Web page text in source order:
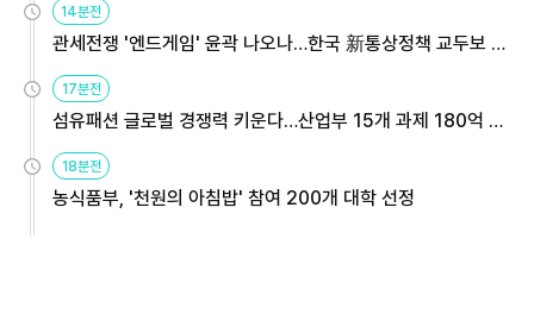
14분전
관세전쟁 '엔드게임' 윤곽 나오나…한국 新통상정책 교두보 활
17분전
섬유패션 글로벌 경쟁력 키운다…산업부 15개 과제 180억 지
18분전
농식품부, '천원의 아침밥' 참여 200개 대학 선정